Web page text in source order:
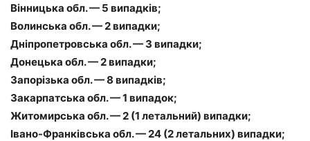
Вінницька обл. — 5 випадків;
Волинська обл. — 2 випадки;
Дніпропетровська обл. — 3 випадки;
Донецька обл. — 2 випадки;
Запорізька обл. — 8 випадків;
Закарпатська обл. — 1 випадок;
Житомирська обл. — 2 (1 летальний) випадки;
Івано-Франківська обл. — 24 (2 летальних) випадки;